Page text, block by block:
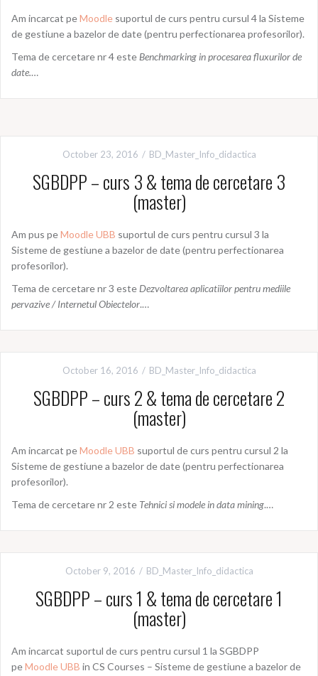
Am incarcat peMoodle suportul de curs pentru cursul 4 la Sisteme
de gestiune a bazelor de date (pentru perfectionarea profesorilor).
Tema de cercetare nr 4 este Benchmarking in procesarea fluxurilor de
date.…
October 23, 2016 BD_Master_Info_didactica
SGBDPP – curs 3 & tema de cercetare 3
(master)
Am pus peMoodle UBB suportul de curs pentru cursul 3 la
Sisteme de gestiune a bazelor de date (pentru perfectionarea
profesorilor).
Tema de cercetare nr 3 este Dezvoltarea aplicatiilor pentru mediile
pervazive / Internetul Obiectelor.…
October 16, 2016 BD_Master_Info_didactica
SGBDPP – curs 2 & tema de cercetare 2
(master)
Am incarcat peMoodle UBB suportul de curs pentru cursul 2 la
Sisteme de gestiune a bazelor de date (pentru perfectionarea
profesorilor).
Tema de cercetare nr 2 este Tehnici si modele in data mining.…
October 9, 2016 BD_Master_Info_didactica
SGBDPP – curs 1 & tema de cercetare 1
(master)
Am incarcat suportul de curs pentru cursul 1 la SGBDPP
peMoodle UBB in CS Courses – Sisteme de gestiune a bazelor de